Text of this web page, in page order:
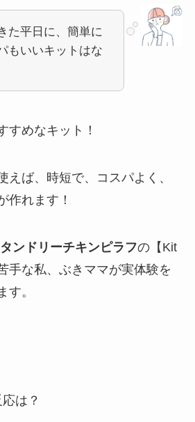
た平日に、簡単に
もいいキットはな
すめなキット！
えば、時短で、コスパよく、
作れます！
ンドリーチキンピラフの【Kit
手な私、ぶきママが実体験を
す。
は？